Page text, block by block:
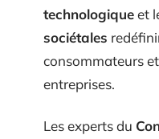
technologiqueet
sociétales
consommateurs
entreprises.
Les experts du